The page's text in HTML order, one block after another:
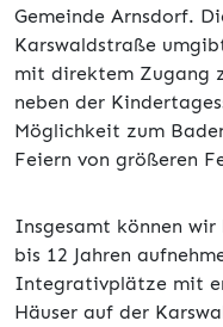
Gemeinde Arnsdorf.
Karswaldstraße
mit direktem Zugang
neben der
Möglichkeit zum
Feiern von größeren
Insgesamt können
bis 12 Jahren
Integrativplätze mit
Häuser auf der